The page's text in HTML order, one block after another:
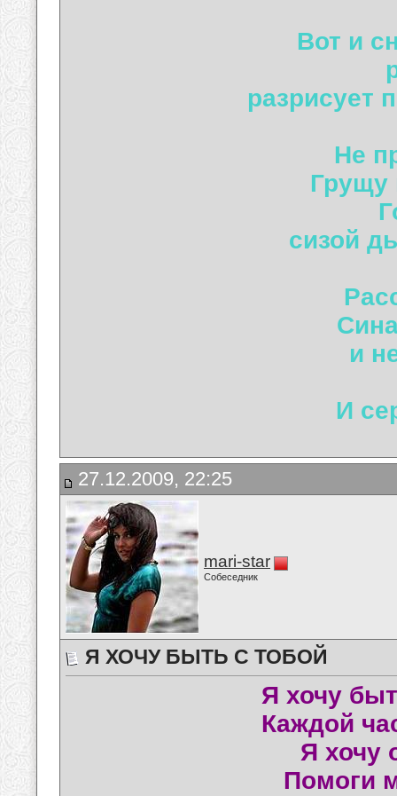
Вот и
разрисует
Не
Грущу
сизой
и
И
27.12.2009, 22:25
mari-star
Собеседник
Я ХОЧУ БЫТЬ С ТОБОЙ
Я хочу
Каждой
Я хочу
Помоги